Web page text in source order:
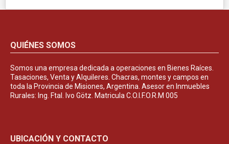
QUIÉNES SOMOS
Somos una empresa dedicada a operaciones en Bienes Raíces.
Tasaciones, Venta y Alquileres. Chacras, montes y campos en
toda la Provincia de Misiones, Argentina. Asesor en Inmuebles
Rurales: Ing. Ftal. Ivo Götz. Matricula C.O.I.F.O.R.M 005
UBICACIÓN Y CONTACTO